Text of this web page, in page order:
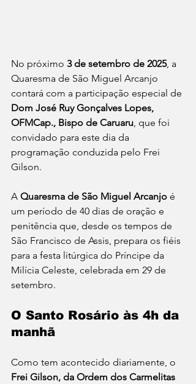
No próximo 3 de setembro de 2025, a
Quaresma de São Miguel Arcanjo
contará com a participação especial de
Dom José Ruy Gonçalves Lopes,
OFMCap., Bispo de Caruaru, que foi
convidado para este dia da
programação conduzida pelo Frei
Gilson.
A Quaresma de São Miguel Arcanjo é
um período de 40 dias de oração e
penitência que, desde os tempos de
São Francisco de Assis, prepara os fiéis
para a festa litúrgica do Príncipe da
Milícia Celeste, celebrada em 29 de
setembro.
O Santo Rosário às 4h da
manhã
Como tem acontecido diariamente, o
Frei Gilson, da Ordem dos Carmelitas